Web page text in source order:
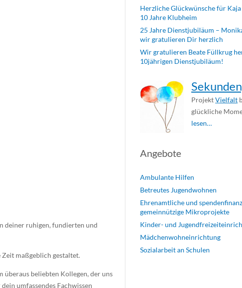
deiner ruhigen, fundierten und
maßgeblich gestaltet.
beliebten Kollegen, der uns
umfassendes Fachwissen
Herzliche Glückwünsche für
10 Jahre Klubheim
25 Jahre Dienstjubiläum –
wir gratulieren Dir herzlich
Wir gratulieren Beate Füllkrug
10jährigen Dienstjubiläum!
ProjektVielfalt
glückliche
lesen…
Angebote
Ambulante Hilfen
Betreutes Jugendwohnen
Ehrenamtliche und
gemeinnützige Mikroprojekte
Kinder- und
Mädchenwohneinrichtung
Sozialarbeit an Schulen